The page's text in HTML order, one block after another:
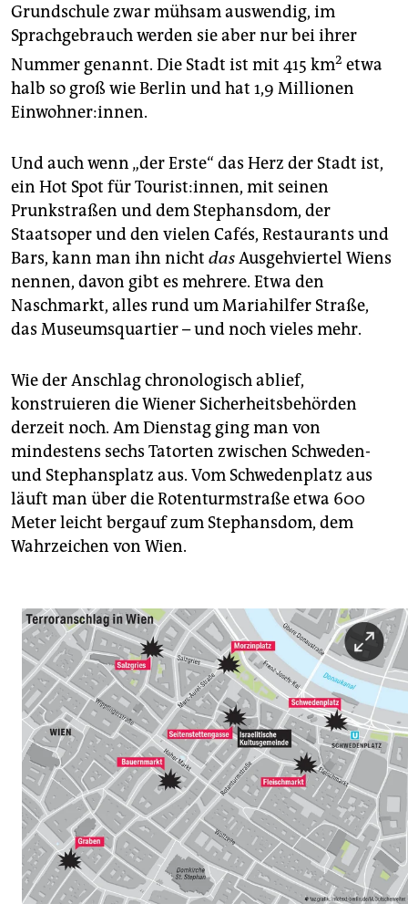
Grundschule zwar mühsam auswendig, im
Sprachgebrauch werden sie aber nur bei ihrer
Nummer genannt. Die Stadt ist mit 415 km2 etwa
halb so groß wie Berlin und hat 1,9 Millionen
Einwohner:innen.
Und auch wenn „der Erste“ das Herz der Stadt ist,
ein Hot Spot für Tourist:innen, mit seinen
Prunkstraßen und dem Stephansdom, der
Staatsoper und den vielen Cafés, Restaurants und
Bars, kann man ihn nicht dasAusgehviertel Wiens
nennen, davon gibt es mehrere. Etwa den
Naschmarkt, alles rund um Mariahilfer Straße,
das Museumsquartier – und noch vieles mehr.
Wie der Anschlag chronologisch ablief,
konstruieren die Wiener Sicherheitsbehörden
derzeit noch. Am Dienstag ging man von
mindestens sechs Tatorten zwischen Schweden-
und Stephansplatz aus. Vom Schwedenplatz aus
läuft man über die Rotenturmstraße etwa 600
Meter leicht bergauf zum Stephansdom, dem
Wahrzeichen von Wien.